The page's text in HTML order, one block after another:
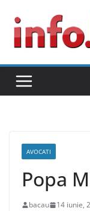
content
AVOCATI
Popa
bacau 14 iunie,